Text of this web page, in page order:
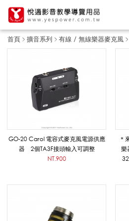
首頁 擴音系列 有線 / 無線樂器麥克風
_
GO-20 Carol 電容式麥克風電源供應
器 2個TA3F接頭輸入可調整
NT.900
＊
樂